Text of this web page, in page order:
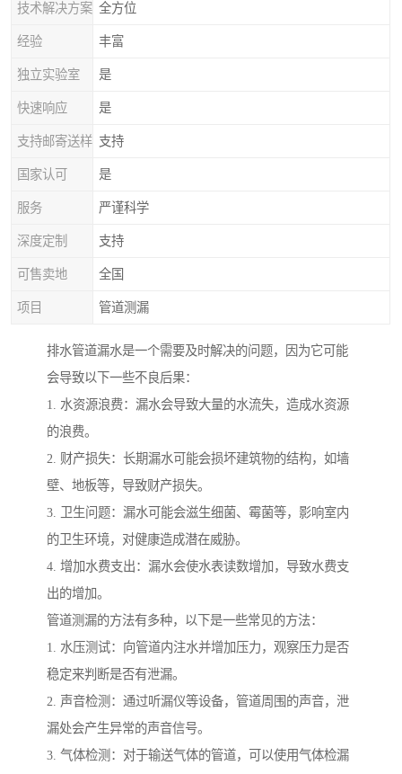
技术解决方案 全方位
经验 丰富
独立实验室 是
快速响应 是
支持邮寄送样 支持
国家认可 是
服务 严谨科学
深度定制 支持
可售卖地 全国
项目 管道测漏
排水管道漏水是一个需要及时解决的问题，因为它可能
会导致以下一些不良后果：
1. 水资源浪费：漏水会导致大量的水流失，造成水资源
的浪费。
2. 财产损失：长期漏水可能会损坏建筑物的结构，如墙
壁、地板等，导致财产损失。
3. 卫生问题：漏水可能会滋生细菌、霉菌等，影响室内
的卫生环境，对健康造成潜在威胁。
4. 增加水费支出：漏水会使水表读数增加，导致水费支
出的增加。
管道测漏的方法有多种，以下是一些常见的方法：
1. 水压测试：向管道内注水并增加压力，观察压力是否
稳定来判断是否有泄漏。
2. 声音检测：通过听漏仪等设备，管道周围的声音，泄
漏处会产生异常的声音信号。
3. 气体检测：对于输送气体的管道，可以使用气体检漏